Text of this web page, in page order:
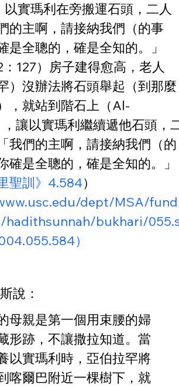
實瑪利在旁搬運石頭，二人
的主啊，請接納我們（的事
是全聰的，確是全知的。」
：127）房子建得愈高，老人
）沒辦法將石頭舉起（到那麼
，就站到階石上（Al-
讓以實瑪利繼續遞他石頭，
我們的主啊，請接納我們（的
確是全聰的，確是全知的。」
聖訓》4.584）
dept/MSA/fund
hadithsunnah/bukhari/
）
說：
母親是第一個用束腰的婦
形跡，不讓撒拉知道。當
以實瑪利時，亞伯拉罕將
喀爾巴附近一棵樹下，就